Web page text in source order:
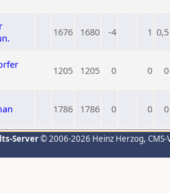
1676 1680 -4 1 0,5
1205 1205 0 0 0
1786 1786 0 0 0
Server© 2006-2026 Heinz Herzog,